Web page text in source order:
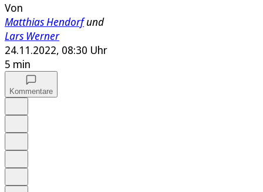
Von
Matthias Hendorfund
Lars Werner
24.11.2022, 08:30 Uhr
5 min
Kommentare